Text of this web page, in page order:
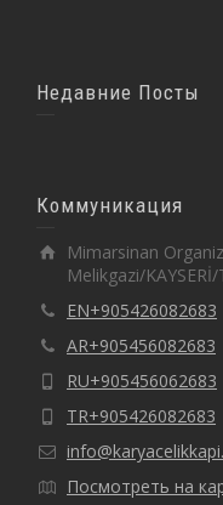
Недавние Посты
Коммуникация
Mimarsinan
Melikgazi/KAYSERİ/
EN+905426082683
AR+905456082683
RU+905456062683
TR+905426082683
Посмотреть на